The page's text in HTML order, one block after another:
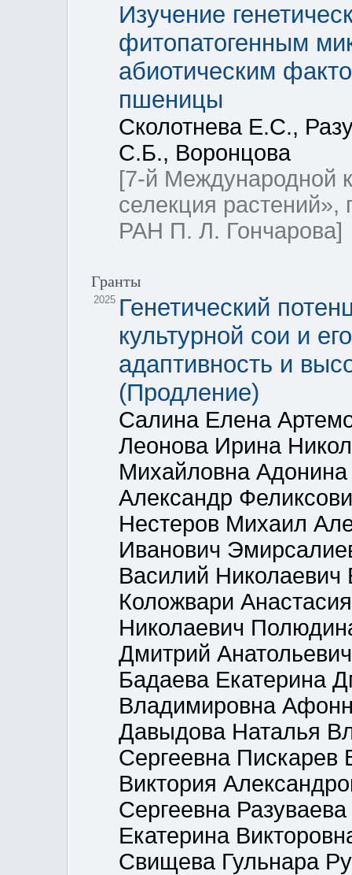
Изучение
фитопатогенным
абиотическим
пшеницы
Сколотнева Е.С.,
С.Б., Воронцова
[7-й Международной
селекция
РАН П. Л. Гончарова]
Гранты
2025 Генетический
культурной сои и
адаптивность и
(Продление)
Салина Елена
Леонова Ирина
Михайловна Адонина
Александр
Нестеров Михаил
Иванович
Василий
Коложвари
Николаевич
Дмитрий
Бадаева Екатерина
Владимировна
Давыдова Наталья
Сергеевна Пискарев
Виктория
Сергеевна
Екатерина
Свищева Гульнара